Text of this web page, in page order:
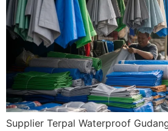
Supplier Terpal Waterproof